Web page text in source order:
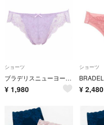
ショーツ
ブラデリスニューヨーク ジャスミンショーツ L ライラック
¥ 1,980
ショーツ
¥ 2,480